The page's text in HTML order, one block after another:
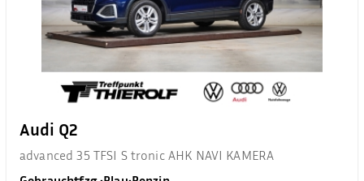
Audi Q2
advanced 35 TFSI S tronic AHK NAVI KAMERA